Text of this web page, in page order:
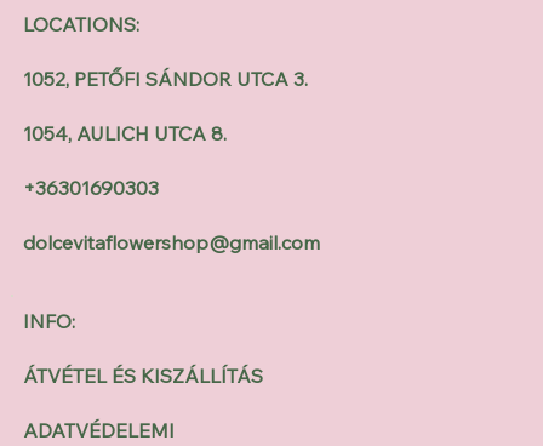
INFO:
ÁTVÉTEL ÉS KISZÁLLÍTÁS
ADATVÉDELEMI
LOCATIONS:
1052, PETŐFI SÁNDOR UTCA 3.
1054, AULICH UTCA 8.
+36301690303
dolcevitaflowershop@gmail.com